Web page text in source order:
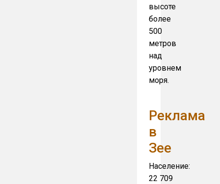
высоте
более
500
метров
над
уровнем
моря.
Реклама
в
Зее
Население:
22 709